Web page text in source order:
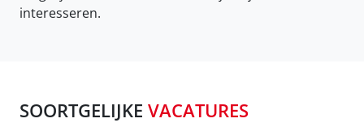
interesseren.
SOORTGELIJKE VACATURES